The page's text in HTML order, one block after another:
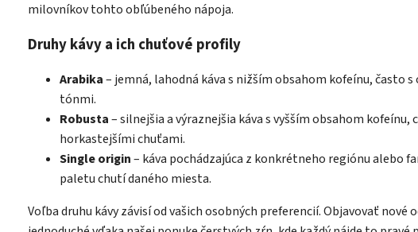
milovníkov tohto obľúbeného nápoja.
Druhy kávy a ich chuťové profily
Arabika– jemná, lahodná káva s nižším obsahom kofeínu, často
tónmi.
Robusta– silnejšia a výraznejšia káva s vyšším obsahom
horkastejšími chuťami.
Single origin– káva pochádzajúca z konkrétneho regiónu alebo
paletu chutí daného miesta.
Voľba druhu kávy závisí od vašich osobných preferencií. Objavovať nové